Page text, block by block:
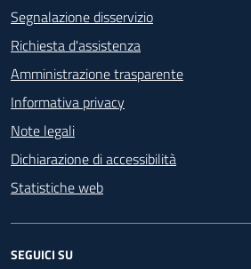
Segnalazione disservizio
Richiesta d'assistenza
Amministrazione trasparente
Informativa privacy
Note legali
Dichiarazione di accessibilità
Statistiche web
SEGUICI SU